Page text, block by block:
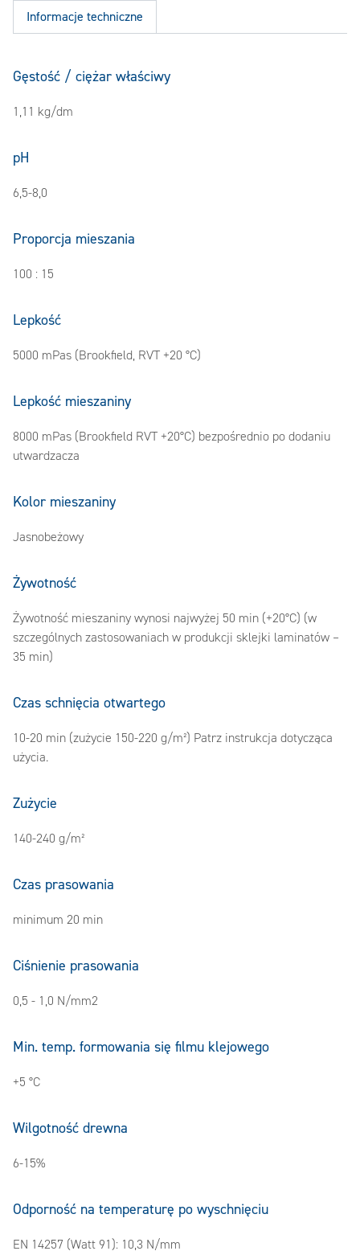
Informacje techniczne
Gęstość / ciężar właściwy
1,11 kg/dm
pH
6,5-8,0
Proporcja mieszania
100 : 15
Lepkość
5000 mPas (Brookfield, RVT +20 °C)
Lepkość mieszaniny
8000 mPas (Brookfield RVT +20°C) bezpośrednio po dodaniu
utwardzacza
Kolor mieszaniny
Jasnobeżowy
Żywotność
Żywotność mieszaniny wynosi najwyżej 50 min (+20°C) (w
szczególnych zastosowaniach w produkcji sklejki laminatów –
35 min)
Czas schnięcia otwartego
10-20 min (zużycie 150-220 g/m²) Patrz instrukcja dotycząca
użycia.
Zużycie
140-240 g/m²
Czas prasowania
minimum 20 min
Ciśnienie prasowania
0,5 - 1,0 N/mm2
Min. temp. formowania się filmu klejowego
+5 °C
Wilgotność drewna
6-15%
Odporność na temperaturę po wyschnięciu
EN 14257 (Watt 91): 10,3 N/mm